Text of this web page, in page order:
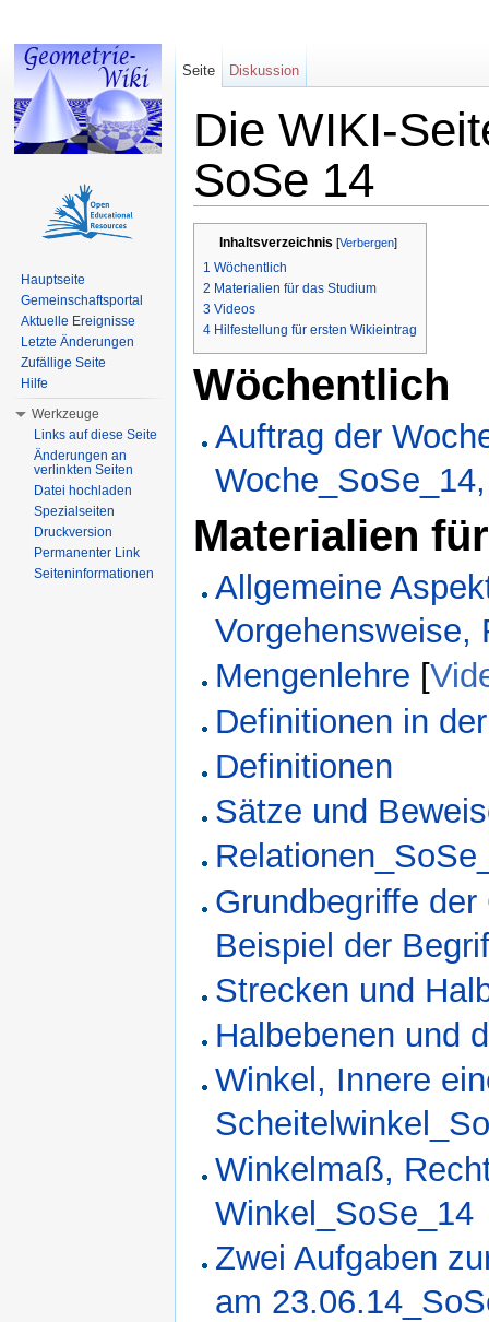
Die WIKI-
SoSe 14
Inhaltsverzeichnis [Verbergen]
1 Wöchentlich
2 Materialien für das Studium
3 Videos
4 Hilfestellung für ersten Wikieintrag
Wöchentlich
Auftrag der
Materialien
Allgemeine
Vorgehensweise,
Mengenlehre [
Definitionen in
Definitionen
Sätze und
Grundbegriffe
Beispiel der
Strecken und
Halbebenen und
Winkel, Innere
Winkelmaß,
Winkel_SoSe_14
Zwei Aufgaben
am
Seite Diskussion
Hauptseite
Gemeinschaftsportal
Aktuelle Ereignisse
Letzte Änderungen
Zufällige Seite
Hilfe
Werkzeuge
Links auf diese Seite
Änderungen an
verlinkten Seiten
Datei hochladen
Spezialseiten
Druckversion
Permanenter Link
Seiteninformationen